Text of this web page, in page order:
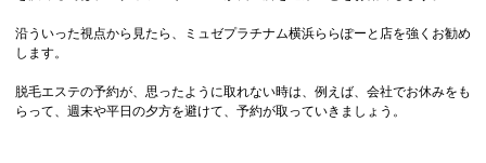
沿ういった視点から見たら、ミュゼプラチナム横浜ららぽーと店を強くお勧め
します。
脱毛エステの予約が、思ったように取れない時は、例えば、会社でお休みをも
らって、週末や平日の夕方を避けて、予約が取っていきましょう。